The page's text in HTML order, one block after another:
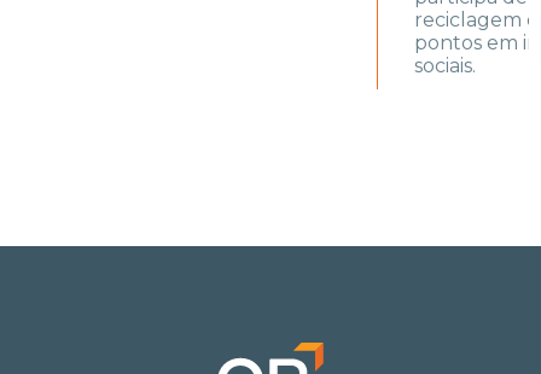
reciclagem
pontos em
sociais.